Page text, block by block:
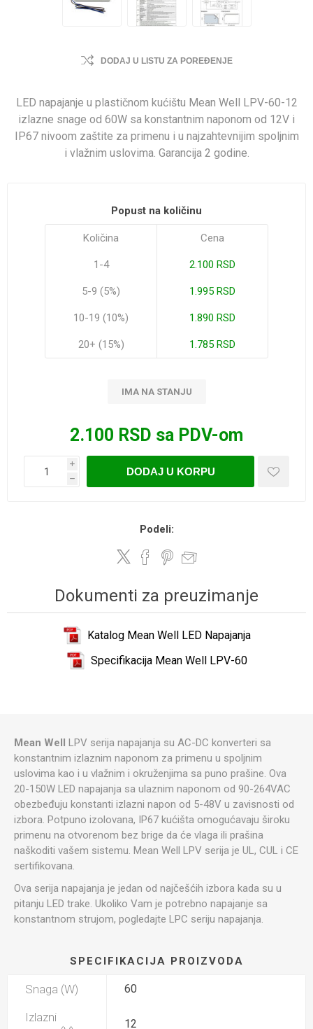
DODAJ U LISTU ZA POREĐENJE
LED napajanje u plastičnom kućištu Mean Well LPV-60-12
izlazne snage od 60W sa konstantnim naponom od 12V i
IP67 nivoom zaštite za primenu i u najzahtevnijim spoljnim
i vlažnim uslovima. Garancija 2 godine.
Popust na količinu
Količina
1-4
5-9 (5%)
10-19 (10%)
20+ (15%)
Cena
2.100 RSD
1.995 RSD
1.890 RSD
1.785 RSD
IMA NA STANJU
2.100 RSD sa PDV-om
i
h
DODAJ U KORPU
Podeli:
Dokumenti za preuzimanje
Katalog Mean Well LED Napajanja
Specifikacija Mean Well LPV-60
Mean Well LPV serija napajanja su AC-DC konverteri sa
konstantnim izlaznim naponom za primenu u spoljnim
uslovima kao i u vlažnim i okruženjima sa puno prašine. Ova
20-150W LED napajanja sa ulaznim naponom od 90-264VAC
obezbeđuju konstanti izlazni napon od 5-48V u zavisnosti od
izbora. Potpuno izolovana, IP67 kućišta omogućavaju široku
primenu na otvorenom bez brige da će vlaga ili prašina
naškoditi vašem sistemu. Mean Well LPV serija je UL, CUL i CE
sertifikovana.
Ova serija napajanja je jedan od najčešćih izbora kada su u
pitanju LED trake. Ukoliko Vam je potrebno napajanje sa
konstantnom strujom, pogledajte LPC seriju napajanja.
SPECIFIKACIJA PROIZVODA
Snaga (W) 60
Izlazni
12